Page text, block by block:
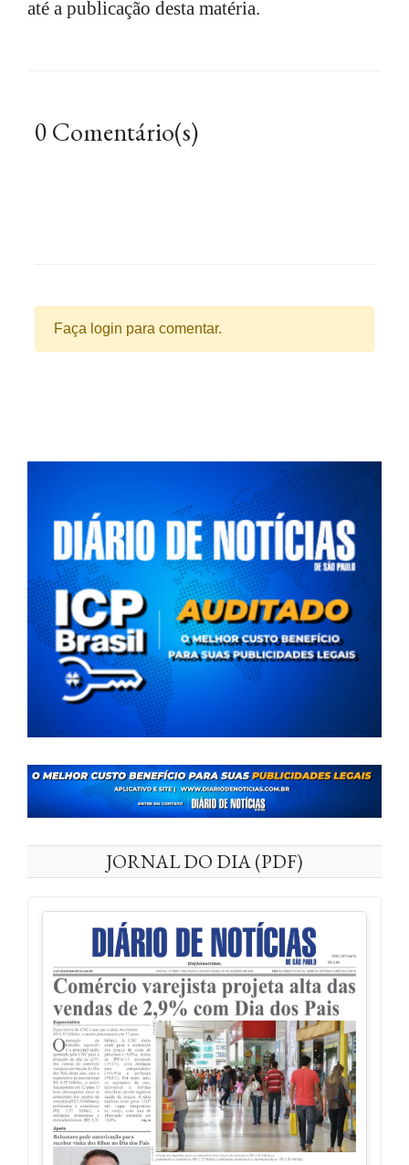
até a publicação desta matéria.
0 Comentário(s)
Faça login para comentar.
JORNAL DO DIA (PDF)